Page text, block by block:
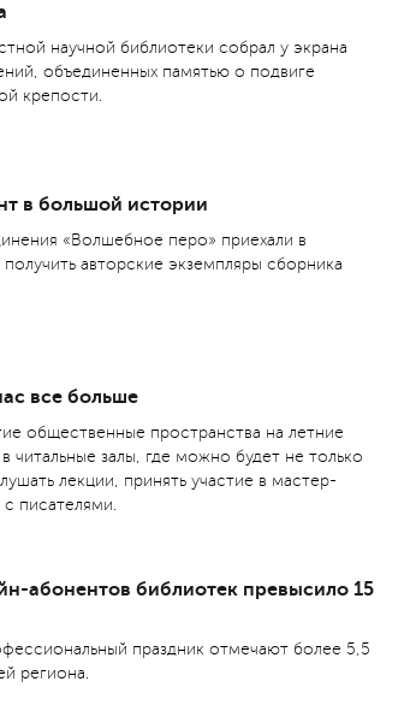
научной библиотеки собрал у экрана
объединенных памятью о подвиге
крепости.
в большой истории
«Волшебное перо» приехали в
авторские экземпляры сборника
все больше
общественные пространства на летние
читальные залы, где можно будет не только
лекции, принять участие в мастер-
с писателями.
абонентов библиотек превысило 15
праздник отмечают более 5,5
региона.